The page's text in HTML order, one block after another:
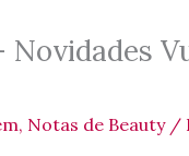
Novidades
, Notas de Beauty/